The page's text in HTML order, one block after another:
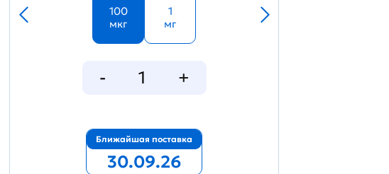
100
мкг
1
мг
Ближайшая поставка
30.09.26